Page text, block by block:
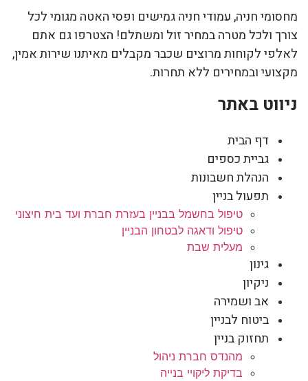
מחסומי חניה, עמודי חניה גמישים ופסי האטה מגומי לכל
צורך ולכל מטרה במחיר זול ומשתלם! הצטרפו גם אתם
לאלפי לקוחות מרוצים שכבר מקבלים מאיתנו שירות אמין,
מקצועי ובמחירים ללא תחרות.
ניווט באתר
דף הבית
גביית כספים
הנהלת חשבונות
תפעול בניין
טיפול בחשמל בבניין בעזרת חברת ועד בית חיצוני
טיפול ודאגה לבטחון הבניין
מעלית שבת
גינון
ניקיון
אב ושמירה
ביטוח לבניין
תחזוק בניין
מהנדס חברת ניהול
בדיקת ליקויי בנייה